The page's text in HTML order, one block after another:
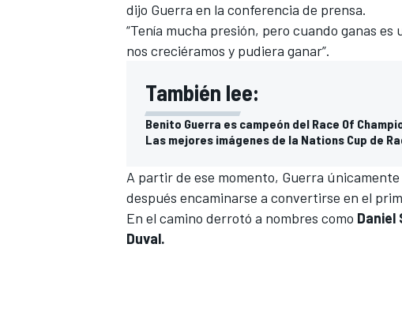
FÓRMULA E
WRC
dijo Guerra en la conferencia de prensa.
“Tenía mucha presión, pero cuando ganas
nos creciéramos y pudiera ganar”.
También lee:
Benito Guerra es campeón del Race Of
Las mejores imágenes de la Nations Cup de
A partir de ese momento, Guerra
después encaminarse a convertirse en el
En el camino derrotó a nombres como Daniel
Duval.